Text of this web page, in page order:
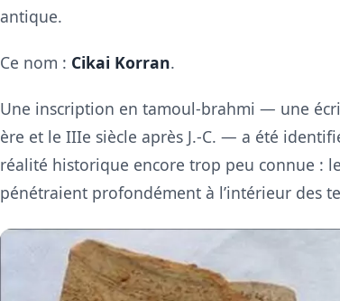
antique.
Ce nom : Cikai Korran.
Une inscription en tamoul-brahmi — une
ère et le IIIe siècle après J.-C. — a été
réalité historique encore trop peu connue :
pénétraient profondément à l’intérieur des